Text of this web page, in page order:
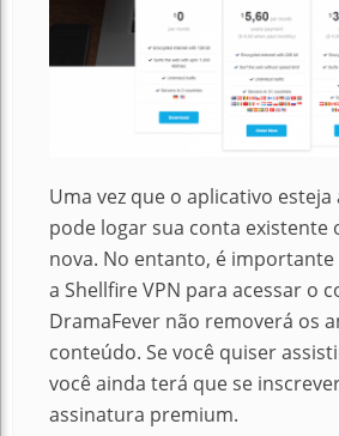
Uma vez que o aplicativo
pode logar sua conta existente
nova. No entanto, é
a Shellfire VPN para acessar o
DramaFever não removerá os
conteúdo. Se você quiser
você ainda terá que se
assinatura premium.